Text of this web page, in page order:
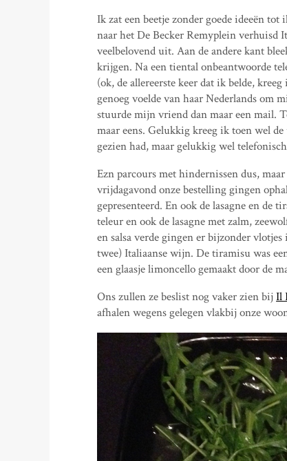
Ik zat een beetje zonder goede ideeën
naar het De Becker Remyplein verhuisd
veelbelovend uit. Aan de andere kant
krijgen. Na een tiental onbeantwoorde
(ok, de allereerste keer dat ik belde,
genoeg voelde van haar Nederlands om
stuurde mijn vriend dan maar een mail.
maar eens. Gelukkig kreeg ik toen wel
gezien had, maar gelukkig wel
Ezn parcours met hindernissen dus,
vrijdagavond onze bestelling gingen
gepresenteerd. En ook de lasagne en de
teleur en ook de lasagne met zalm,
en salsa verde gingen er bijzonder
twee) Italiaanse wijn. De tiramisu was
een glaasje limoncello gemaakt door de
Ons zullen ze beslist nog vaker zien bijIl
afhalen wegens gelegen vlakbij onze